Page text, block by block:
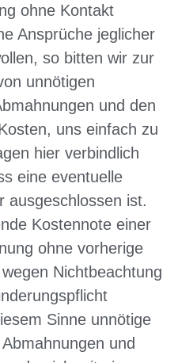
ohne Kontakt
Ansprüche jeglicher
so bitten wir zur
unnötigen
und den
uns einfach zu
hier verbindlich
eine eventuelle
ausgeschlossen ist.
Kostennote einer
ohne vorherige
Nichtbeachtung
Sinne unnötige
und